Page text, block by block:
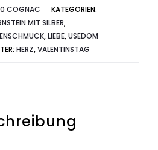
COGNAC
KATEGORIEN:
MIT SILBER,
,LIEBE,USEDOM
HERZ,VALENTINSTAG